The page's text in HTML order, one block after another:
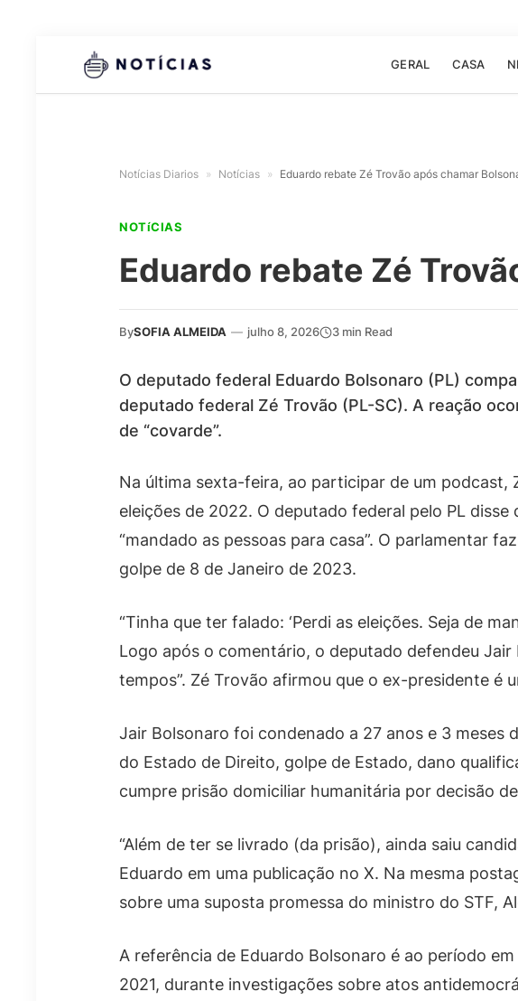
GERAL CASA
Notícias Diarios » Notícias » Eduardo rebate Zé Trovão após chamar
NOTíCIAS
Eduardo rebate Zé
BySOFIA ALMEIDA — julho 8, 2026 3 min Read
O deputado federal Eduardo Bolsonaro (PL)
deputado federal Zé Trovão (PL-SC). A reação
de “covarde”.
Na última sexta-feira, ao participar de um
eleições de 2022. O deputado federal pelo PL
“mandado as pessoas para casa”. O parlamentar
golpe de 8 de Janeiro de 2023.
“Tinha que ter falado: ‘Perdi as eleições. Seja de
Logo após o comentário, o deputado defendeu
tempos”. Zé Trovão afirmou que o ex-presidente é
Jair Bolsonaro foi condenado a 27 anos e 3 meses
do Estado de Direito, golpe de Estado, dano
cumpre prisão domiciliar humanitária por decisão
“Além de ter se livrado (da prisão), ainda saiu
Eduardo em uma publicação no X. Na mesma
sobre uma suposta promessa do ministro do STF,
A referência de Eduardo Bolsonaro é ao período
2021, durante investigações sobre atos